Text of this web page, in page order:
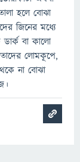
হলে বোঝা
জিনের মধ্যে
বা কালো
লোমকূপে,
না বোঝা